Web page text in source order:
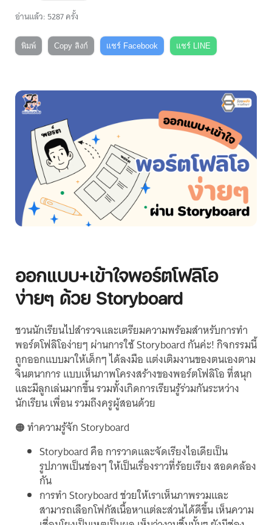
อ่านแล้ว: 5287 ครั้ง
พิมพ์ Copy ลิงก์ แชร์ Facebook แชร์ LINE
ออกแบบ+เข้าใจพอร์ตโฟลิโอ
ง่ายๆ ด้วย Storyboard
ชวนนักเรียนไปสำรวจและเตรียมความพร้อมสำหรับการทำ
พอร์ตโฟลิโอง่ายๆ ผ่านการใช้ Storyboard กันค่ะ! กิจกรรมนี้
ถูกออกแบบมาให้เด็กๆ ได้ลงมือ แต่งเติมงานของตนเองตาม
จินตนาการ แบบเห็นภาพโครงสร้างของพอร์ตโฟลิโอ ที่สนุก
และมีลูกเล่นมากขึ้น รวมทั้งเกิดการเรียนรู้ร่วมกันระหว่าง
นักเรียน เพื่อน รวมถึงครูผู้สอนด้วย
🟠 ทำความรู้จัก Storyboard
Storyboard คือ การวาดและจัดเรียงไอเดียเป็น
รูปภาพเป็นช่องๆ ให้เป็นเรื่องราวที่ร้อยเรียง สอดคล้อง
กัน
การทำ Storyboard ช่วยให้เราเห็นภาพรวมและ
สามารถเลือกโฟกัสเนื้อหาแต่ละส่วนได้ดีขึ้น เห็นความ